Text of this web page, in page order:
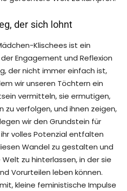
der sich lohnt
Klischees ist ein
Engagement und Reflexion
der nicht immer einfach ist,
wir unseren Töchtern ein
vermitteln, sie ermutigen,
zu verfolgen, und ihnen zeigen,
wir den Grundstein für
volles Potenzial entfalten
Wandel zu gestalten und
zu hinterlassen, in der sie
Vorurteilen leben können.
kleine feministische Impulse